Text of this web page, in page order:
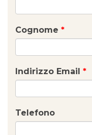
Cognome *
Indirizzo Email *
Telefono